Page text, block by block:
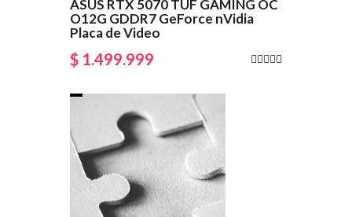
ASUS RTX 5070 TUF GAMING OC
O12G GDDR7 GeForce nVidia
Placa de Video
$ 1.499.999